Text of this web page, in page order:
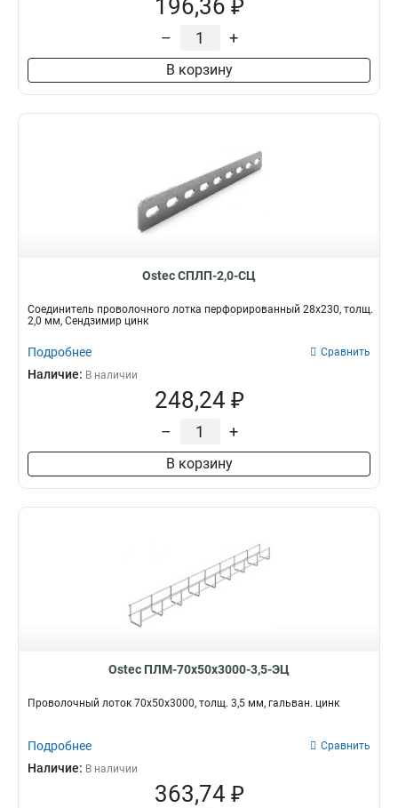
196,36 ₽
– +
В корзину
Ostec СПЛП-2,0-СЦ
Соединитель проволочного лотка перфорированный 28х230, толщ.
2,0 мм, Сендзимир цинк
Подробнее Сравнить
Наличие: В наличии
248,24 ₽
– +
В корзину
Ostec ПЛМ-70х50х3000-3,5-ЭЦ
Проволочный лоток 70х50х3000, толщ. 3,5 мм, гальван. цинк
Подробнее Сравнить
Наличие: В наличии
363,74 ₽